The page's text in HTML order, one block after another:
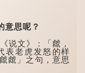
思呢？
文》：「虤，
表老虎发怒的样
虤」之句，意思